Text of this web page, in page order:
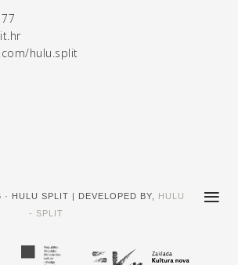
hulu.split
HULU SPLIT | DEVELOPED BY,
HULU
- SPLIT